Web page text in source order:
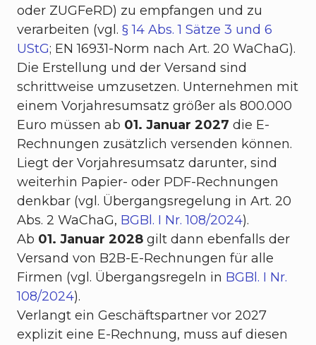
oder ZUGFeRD) zu empfangen und zu
verarbeiten (vgl. § 14 Abs. 1 Sätze 3 und 6
UStG; EN 16931-Norm nach Art. 20 WaChaG).
Die Erstellung und der Versand sind
schrittweise umzusetzen. Unternehmen mit
einem Vorjahresumsatz größer als 800.000
Euro müssen ab 01. Januar 2027 die E-
Rechnungen zusätzlich versenden können.
Liegt der Vorjahresumsatz darunter, sind
weiterhin Papier- oder PDF-Rechnungen
denkbar (vgl. Übergangsregelung in Art. 20
Abs. 2 WaChaG, BGBl. I Nr. 108/2024).
Ab 01. Januar 2028 gilt dann ebenfalls der
Versand von B2B-E-Rechnungen für alle
Firmen (vgl. Übergangsregeln in BGBl. I Nr.
108/2024).
Verlangt ein Geschäftspartner vor 2027
explizit eine E-Rechnung, muss auf diesen